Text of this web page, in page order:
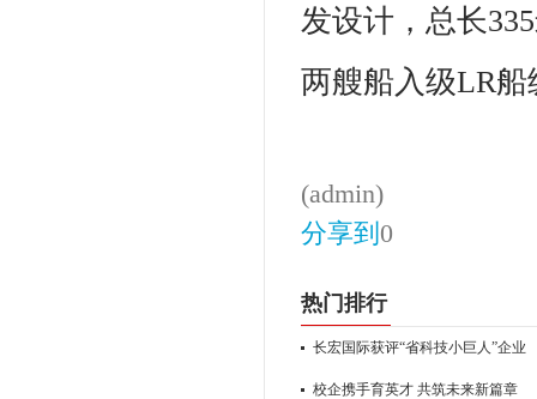
发设计，总长
两艘船入级LR船
(admin)
分享到 0
热门排行
长宏国际获评“省科技小巨人”企业
校企携手育英才 共筑未来新篇章